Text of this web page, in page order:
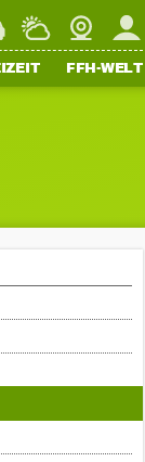
WetterWebcam
FFH-WELT